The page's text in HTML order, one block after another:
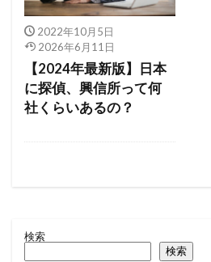
2022年10月5日
2026年6月11日
【2024年最新版】日本
に探偵、興信所って何
社くらいあるの？
検索
検索